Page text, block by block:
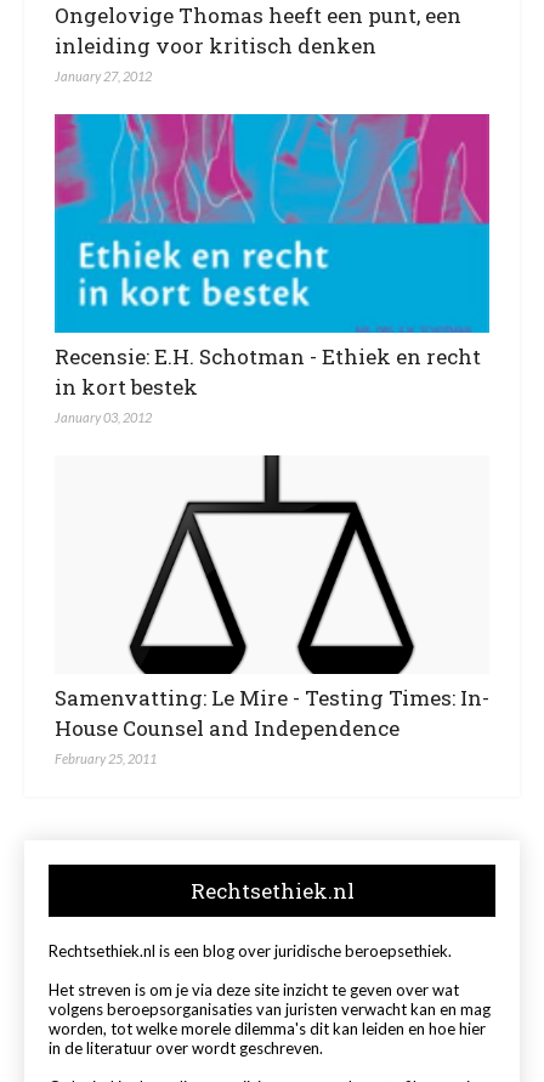
Ongelovige Thomas heeft een punt, een
inleiding voor kritisch denken
January 27, 2012
Recensie: E.H. Schotman - Ethiek en recht
in kort bestek
January 03, 2012
Samenvatting: Le Mire - Testing Times: In-
House Counsel and Independence
February 25, 2011
Rechtsethiek.nl
Rechtsethiek.nl is een blog over juridische beroepsethiek.
Het streven is om je via deze site inzicht te geven over wat
volgens beroepsorganisaties van juristen verwacht kan en mag
worden, tot welke morele dilemma's dit kan leiden en hoe hier
in de literatuur over wordt geschreven.